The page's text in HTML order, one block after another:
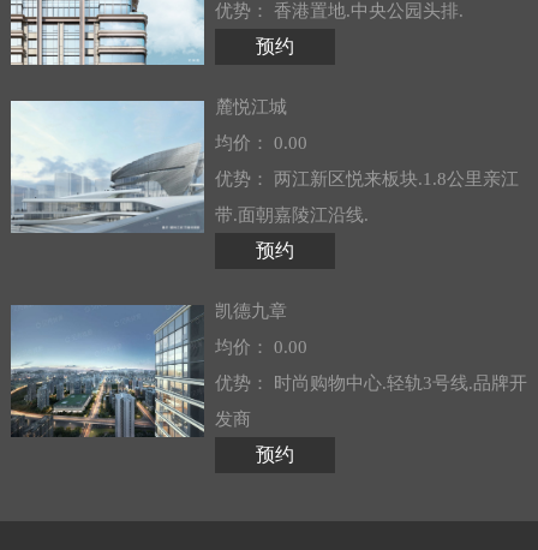
优势： 香港置地.中央公园头排.
预约
麓悦江城
均价： 0.00
优势： 两江新区悦来板块.1.8公里亲江
带.面朝嘉陵江沿线.
预约
凯德九章
均价： 0.00
优势： 时尚购物中心.轻轨3号线.品牌开
发商
预约